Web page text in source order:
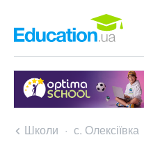
Школи с. Олексіївка